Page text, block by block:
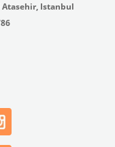
Atasehir, Istanbul